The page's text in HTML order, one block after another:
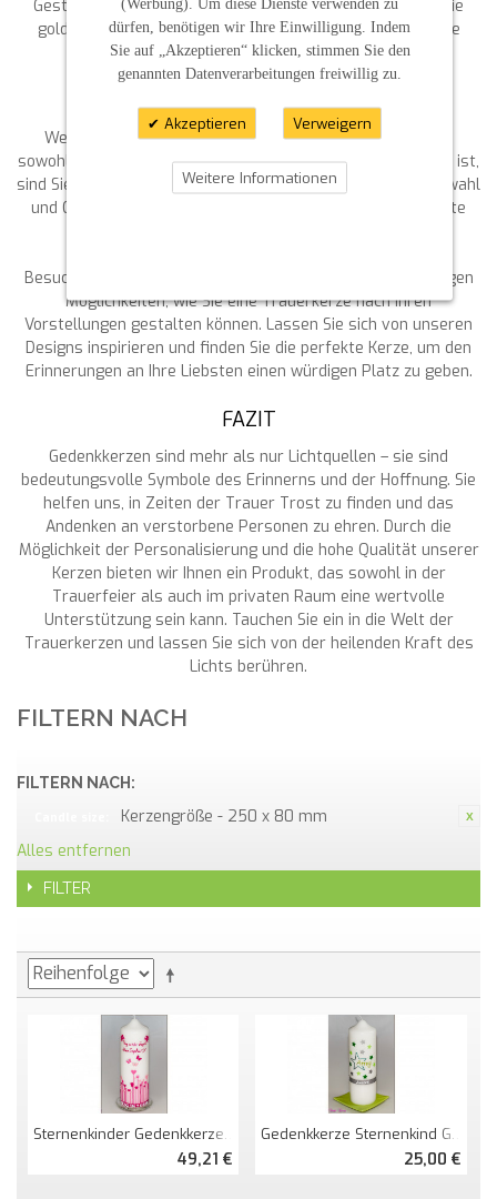
Gestaltungsmöglichkeiten für jede Zeremonie. Auch für die
goldene Hochzeit oder spezielle Gedenktage haben wir die
richtige Kerze im Angebot.
Wenn Sie auf der Suche nach einer Trauerkerze sind, die
sowohl qualitativ hochwertig als auch individuell gestaltbar ist,
sind Sie bei uns genau richtig. Wir stehen Ihnen bei der Auswahl
und Gestaltung Ihrer Gedenkkerze gerne beratend zur Seite
Besuchen Sie unseren Shop und entdecken Sie die vielfältigen
Möglichkeiten, wie Sie eine Trauerkerze nach Ihren
Vorstellungen gestalten können. Lassen Sie sich von unseren
Designs inspirieren und finden Sie die perfekte Kerze, um den
Erinnerungen an Ihre Liebsten einen würdigen Platz zu geben.
FAZIT
Gedenkkerzen sind mehr als nur Lichtquellen – sie sind
bedeutungsvolle Symbole des Erinnerns und der Hoffnung. Sie
helfen uns, in Zeiten der Trauer Trost zu finden und das
Andenken an verstorbene Personen zu ehren. Durch die
Möglichkeit der Personalisierung und die hohe Qualität unserer
Kerzen bieten wir Ihnen ein Produkt, das sowohl in der
Trauerfeier als auch im privaten Raum eine wertvolle
Unterstützung sein kann. Tauchen Sie ein in die Welt der
Trauerkerzen und lassen Sie sich von der heilenden Kraft des
Lichts berühren.
FILTERN NACH
FILTERN NACH:
Kerzengröße - 250 x 80 mm
Alles entfernen
FILTER
Sternenkinder Gedenkkerze Herzwiese
49,21 €
Gedenkkerze Sternenkind Groß
25,00 €
(Werbung). Um diese Dienste verwenden zu
dürfen, benötigen wir Ihre Einwilligung. Indem
Sie auf „Akzeptieren“ klicken, stimmen Sie den
genannten Datenverarbeitungen freiwillig zu.
Akzeptieren Verweigern
Weitere Informationen